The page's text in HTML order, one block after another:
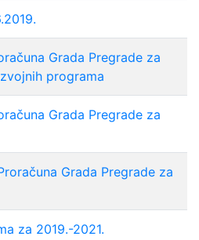
Grada Pregrade za
programa
Grada Pregrade za
Grada Pregrade za
za 2019.-2021.